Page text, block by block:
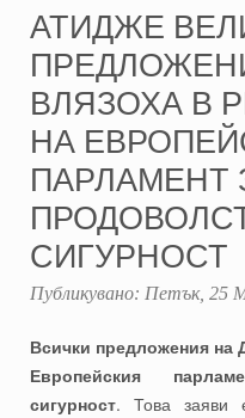
АТИДЖЕ
ВЛЯЗОХА В
НА
ПАРЛАМЕНТ
СИГУРНОСТ
Публикувано: Петък, 25
Всички предложения на
Европейския
сигурност. Това заяви